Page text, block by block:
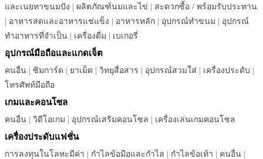
และเนยทาขนมปัง | ผลิตภัณฑ์นมและไข่ | สะดวกซื้อ / พร้อมรับประทาน
| อาหารสดและอาหารแช่แข็ง | อาหารหลัก | อุปกรณ์ทำขนม | อุปกรณ์
ทำอาหารที่จำเป็น | เครื่องดื่ม | เบเกอรี่
อุปกรณ์มือถือและแกดเจ็ต
คนอื่น | ซิมการ์ด | ยาเม็ด | วิทยุสื่อสาร | อุปกรณ์สวมใส่ | เครื่องประดับ |
โทรศัพท์มือถือ
เกมและคอนโซล
คนอื่น | วิดีโอเกม | อุปกรณ์เสริมคอนโซล | เครื่องเล่นเกมคอนโซล
เครื่องประดับแฟชั่น
การลงทุนในโลหะมีค่า | กำไลข้อมือและกำไล | กำไลข้อเท้า | คนอื่น |